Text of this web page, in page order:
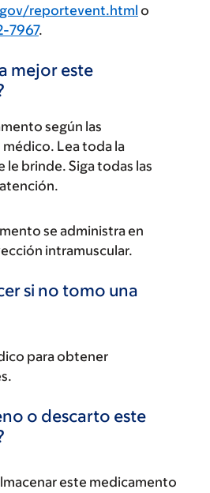
reportevent.html o
7967.
mejor este
según las
Lea toda la
le brinde. Siga todas las
se administra en
intramuscular.
si no tomo una
para obtener
o descarto este
este medicamento